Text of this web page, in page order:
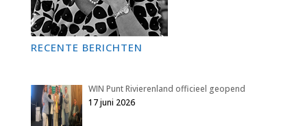
RECENTE BERICHTEN
WIN Punt Rivierenland officieel geopend
17 juni 2026